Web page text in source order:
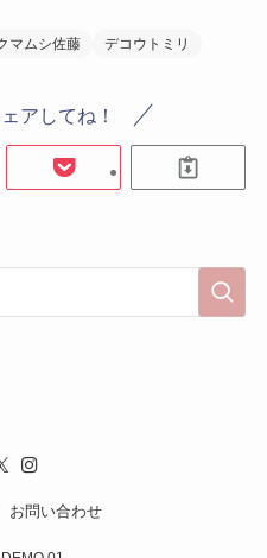
マムシ佐藤 デコウトミリ
アしてね！
お問い合わせ